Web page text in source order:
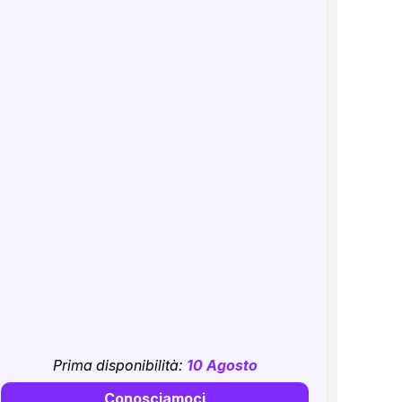
Prima disponibilità: 10 Agosto
Conosciamoci